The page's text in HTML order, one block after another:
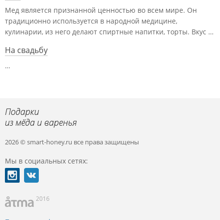
Мед является признанной ценностью во всем мире. Он
традиционно используется в народной медицине,
кулинарии, из него делают спиртные напитки, торты. Вкус …
На свадьбу
…
2026 © smart-honey.ru все права защищены
Мы в социальных сетях:
2016